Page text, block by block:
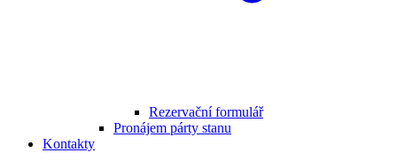
Rezervační formulář
Pronájem párty stanu
Kontakty